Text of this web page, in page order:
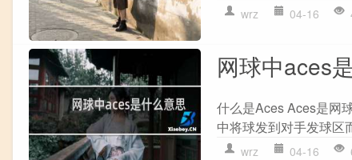
wrz 04-16
网球中aces
什么是Aces Aces是网
中将球发到对手发球区
wrz 04-16